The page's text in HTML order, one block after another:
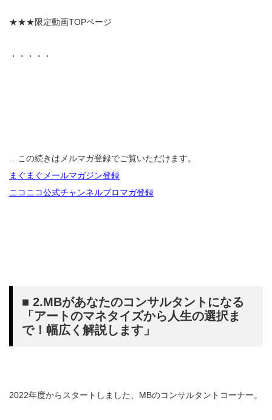
★★★限定動画TOPページ
・・・・・
…この続きはメルマガ登録でご覧いただけます。
まぐまぐメールマガジン登録
ニコニコ公式チャンネルブロマガ登録
■ 2.MBがあなたのコンサルタントになる
「アートのマネタイズから人生の選択ま
で！幅広く解説します」
2022年度からスタートしました、MBのコンサルタントコーナー。